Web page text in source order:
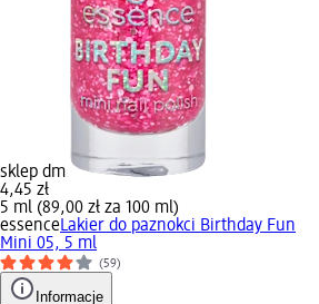
sklep dm
4,45 zł
5 ml (89,00 zł za 100 ml)
essenceLakier do paznokci Birthday Fun
Mini 05, 5 ml
(59)
Informacje